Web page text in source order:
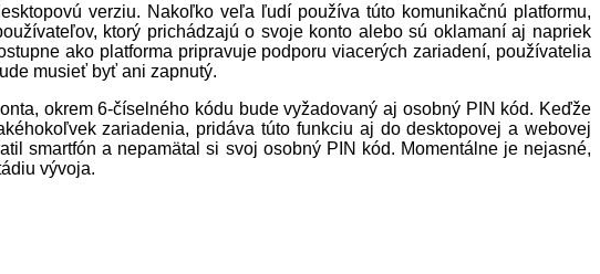
verziu. Nakoľko veľa ľudí používa túto komunikačnú platformu,
ktorý prichádzajú o svoje konto alebo sú oklamaní aj napriek
ako platforma pripravuje podporu viacerých zariadení, používatelia
musieť byť ani zapnutý.
okrem 6-číselného kódu bude vyžadovaný aj osobný PIN kód. Keďže
zariadenia, pridáva túto funkciu aj do desktopovej a webovej
smartfón a nepamätal si svoj osobný PIN kód. Momentálne je nejasné,
vývoja.